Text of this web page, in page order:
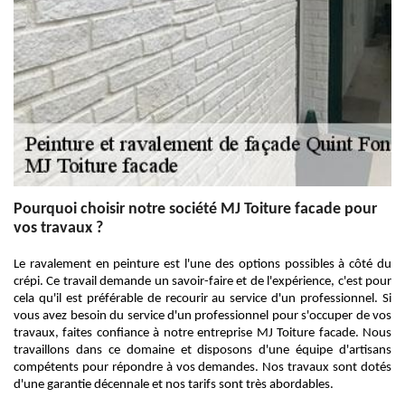
Pourquoi choisir notre société MJ Toiture facade pour
vos travaux ?
Le ravalement en peinture est l'une des options possibles à côté du
crépi. Ce travail demande un savoir-faire et de l'expérience, c'est pour
cela qu'il est préférable de recourir au service d'un professionnel. Si
vous avez besoin du service d'un professionnel pour s'occuper de vos
travaux, faites confiance à notre entreprise MJ Toiture facade. Nous
travaillons dans ce domaine et disposons d'une équipe d'artisans
compétents pour répondre à vos demandes. Nos travaux sont dotés
d'une garantie décennale et nos tarifs sont très abordables.